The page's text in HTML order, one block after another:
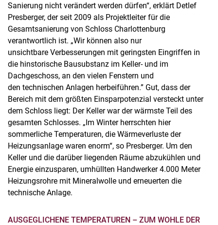
Sanierung nicht verändert werden dürfen“, erklärt Detlef
Presberger, der seit 2009 als Projektleiter für die
Gesamtsanierung von Schloss Charlottenburg
verantwortlich ist. „Wir können also nur
unsichtbare Verbesserungen mit geringsten Eingriffen in
die hinstorische Bausubstanz im Keller- und im
Dachgeschoss, an den vielen Fenstern und
den technischen Anlagen herbeiführen.” Gut, dass der
Bereich mit dem größten Einsparpotenzial versteckt unter
dem Schloss liegt: Der Keller war der wärmste Teil des
gesamten Schlosses. „Im Winter herrschten hier
sommerliche Temperaturen, die Wärmeverluste der
Heizungsanlage waren enorm“, so Presberger. Um den
Keller und die darüber liegenden Räume abzukühlen und
Energie einzusparen, umhüllten Handwerker 4.000 Meter
Heizungsrohre mit Mineralwolle und erneuerten die
technische Anlage.
AUSGEGLICHENE TEMPERATUREN – ZUM WOHLE DER